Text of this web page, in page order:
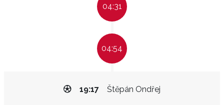
04:31
04:54
Štěpán Ondřej
19:17